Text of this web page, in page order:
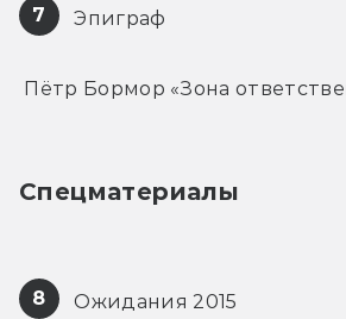
7 Эпиграф
Пётр Бормор «Зона
Спецматериалы
8 Ожидания 2015